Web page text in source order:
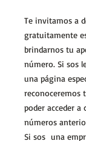
Te invitamos a
gratuitamente
brindarnos tu
número. Si sos
una página
reconoceremos
poder acceder a
números
Si sos una